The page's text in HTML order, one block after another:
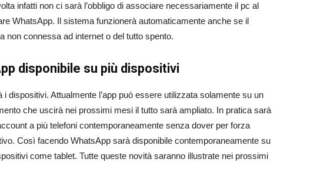
infatti non ci sarà l’obbligo di associare necessariamente il pc al
WhatsApp. Il sistema funzionerà automaticamente anche se il
non connessa ad internet o del tutto spento.
disponibile su più dispositivi
dispositivi. Attualmente l’app può essere utilizzata solamente su un
che uscirà nei prossimi mesi il tutto sarà ampliato. In pratica sarà
a più telefoni contemporaneamente senza dover per forza
Così facendo WhatsApp sarà disponibile contemporaneamente su
come tablet. Tutte queste novità saranno illustrate nei prossimi